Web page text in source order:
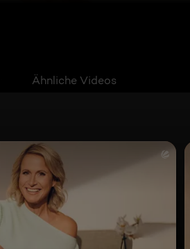
Ähnliche Videos